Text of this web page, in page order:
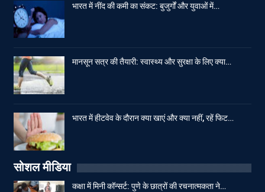
भारत में नींद की कमी का संकट: बुजुर्गों और युवाओं में…
मानसून सत्र की तैयारी: स्वास्थ्य और सुरक्षा के लिए क्या…
भारत में हीटवेव के दौरान क्या खाएं और क्या नहीं, रहें फिट…
सोशल मीडिया
कक्षा में मिनी कॉन्सर्ट: पुणे के छात्रों की रचनात्मकता ने…